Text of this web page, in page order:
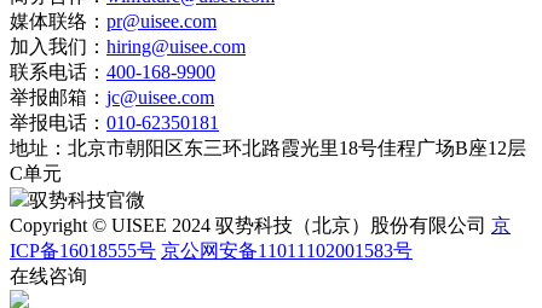
媒体联络： pr@uisee.com
加入我们： hiring@uisee.com
联系电话： 400-168-9900
举报邮箱： jc@uisee.com
举报电话： 010-62350181
地址： 北京市朝阳区东三环北路霞光里18号佳程广场B座12层
C单元
驭势科技官微
Copyright © UISEE 2024 驭势科技（北京）股份有限公司 京
ICP备16018555号 京公网安备11011102001583号
在线咨询